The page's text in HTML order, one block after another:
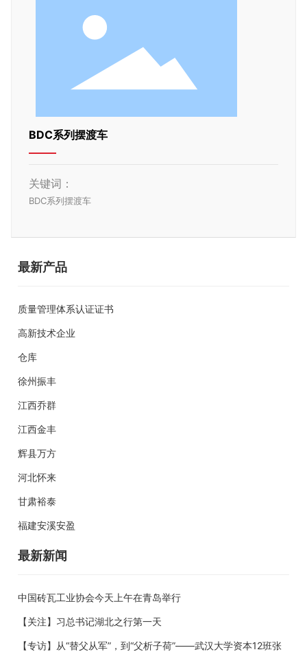
BDC系列摆渡车
关键词：
BDC系列摆渡车
最新产品
质量管理体系认证证书
高新技术企业
仓库
徐州振丰
江西乔群
江西金丰
辉县万方
河北怀来
甘肃裕泰
福建安溪安盈
最新新闻
中国砖瓦工业协会今天上午在青岛举行
【关注】习总书记湖北之行第一天
【专访】从“替父从军”，到“父析子荷”——武汉大学资本12班张